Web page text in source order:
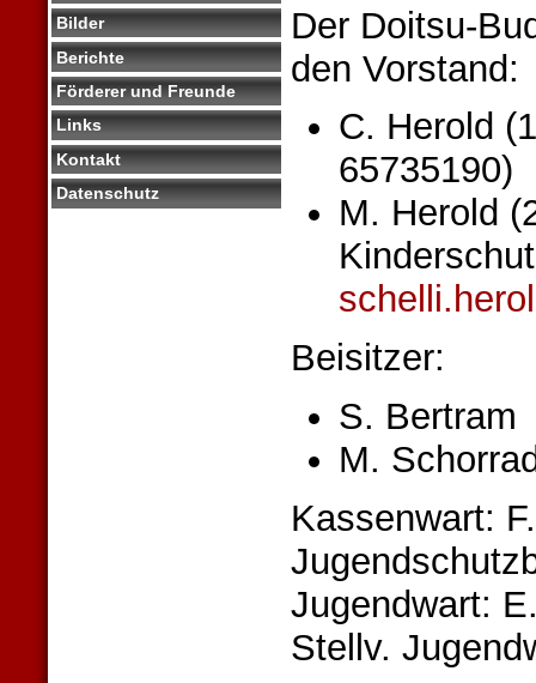
Bilder
Berichte
Förderer und Freunde
Links
Kontakt
Datenschutz
Der Doitsu-
den Vorstand:
C. Herold
65735190)
M. Herold
Beisitzer:
S. Bertram
M.
Kassenwart:
Jugendwart:
Stellv.